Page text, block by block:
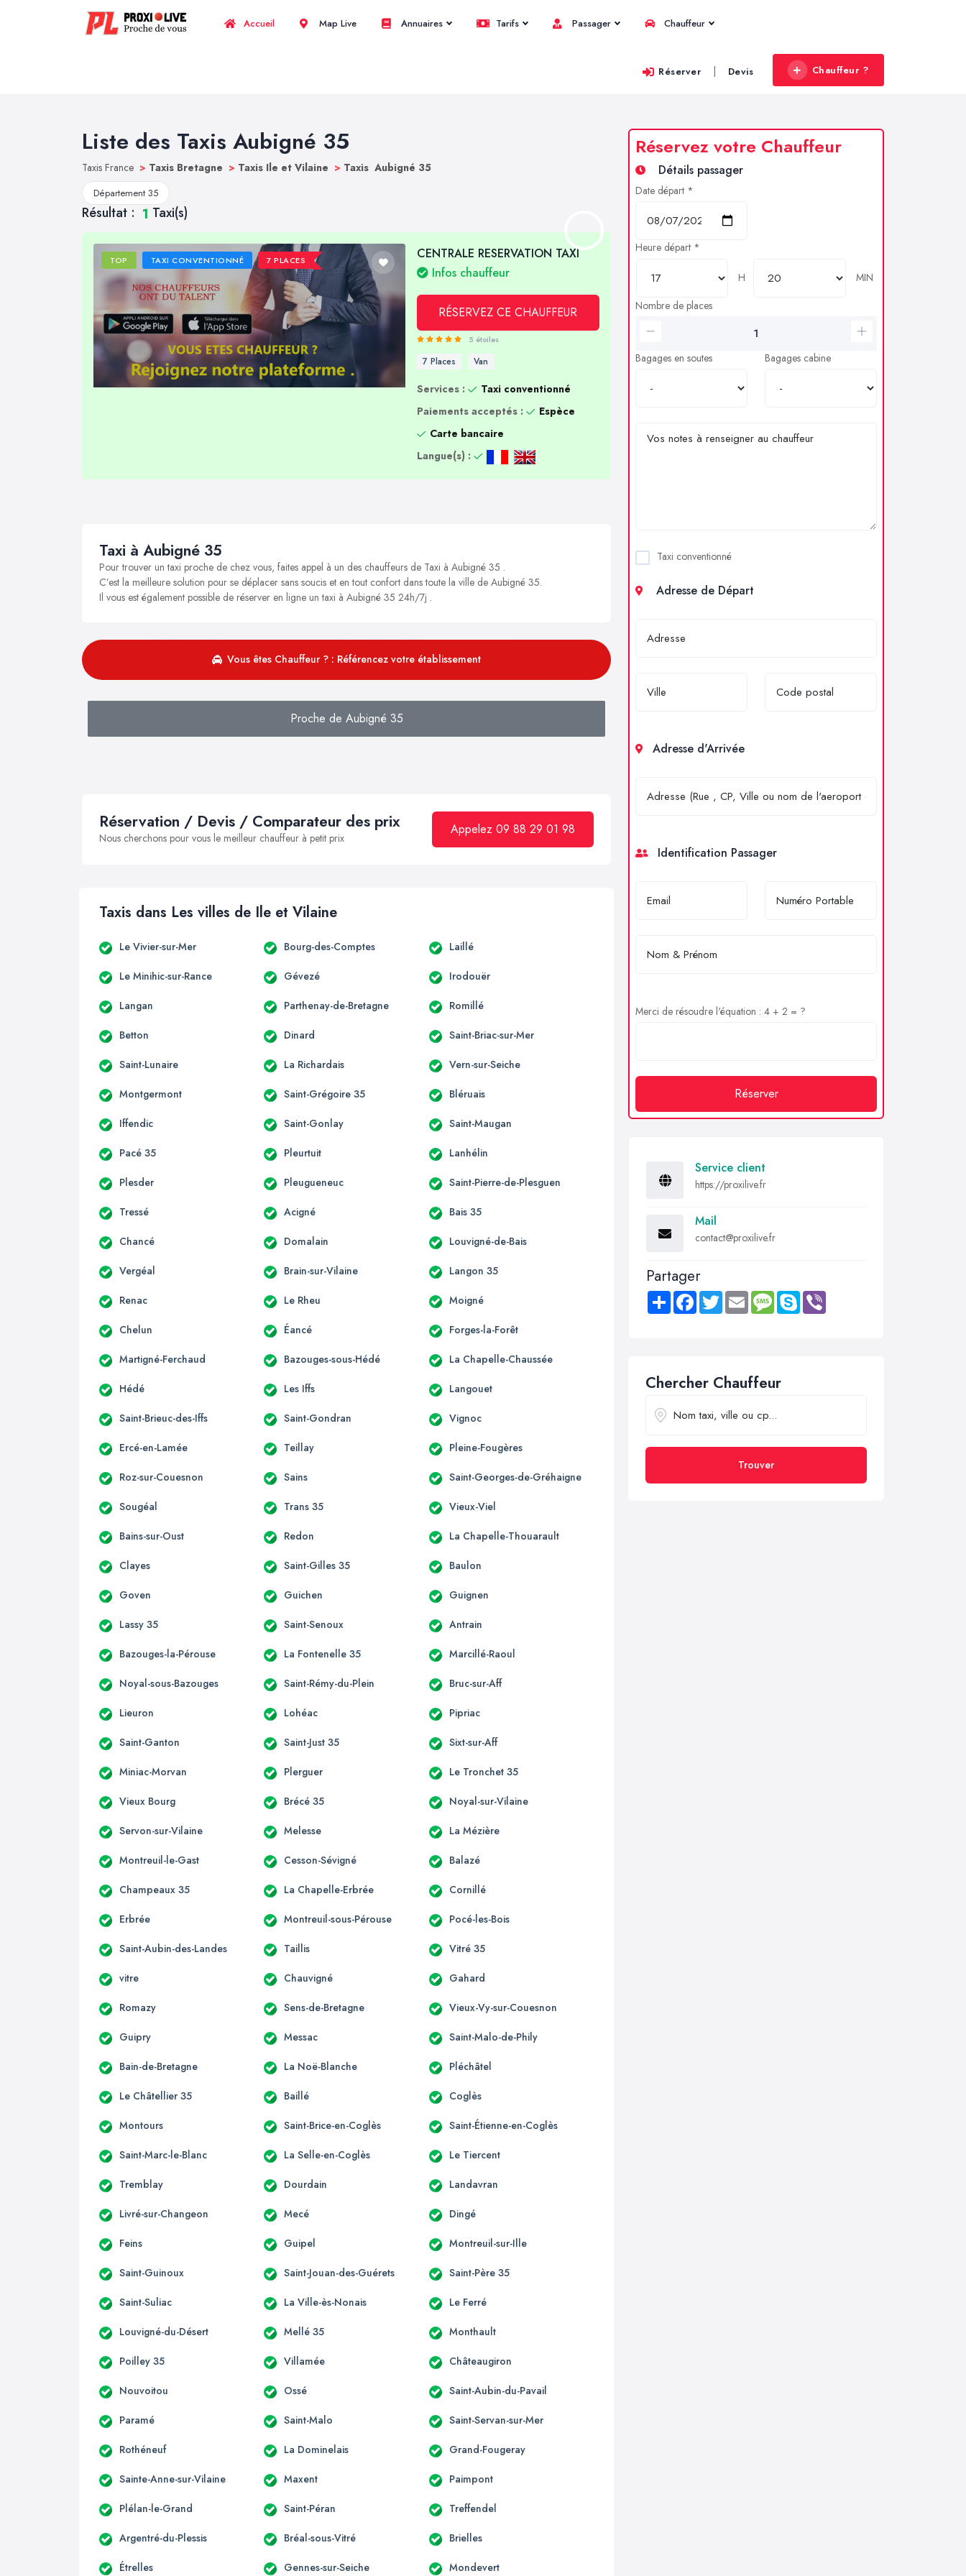
Accueil Map Live Annuaires Tarifs Passager Chauffeur
Réserver | Devis Chauffeur ?
Liste des Taxis Aubigné 35
Taxis France > Taxis Bretagne > Taxis Ile et Vilaine > Taxis Aubigné 35
Département 35
Résultat : 1 Taxi(s)
TOP TAXI CONVENTIONNÉ 7 PLACES
CENTRALE RESERVATION TAXI
Infos chauffeur
RÉSERVEZ CE CHAUFFEUR
5 étoiles
7 Places Van
Services :
Taxi conventionné
Paiements acceptés :
Espèce
Carte bancaire
Langue(s) :
Taxi à Aubigné 35
Pour trouver un taxi proche de chez vous, faites appel à un des chauffeurs de Taxi à Aubigné 35 .
C’est la meilleure solution pour se déplacer sans soucis et en tout confort dans toute la ville de Aubigné 35.
Il vous est également possible de réserver en ligne un taxi à Aubigné 35 24h/7j .
Vous êtes Chauffeur ? : Référencez votre établissement
Proche de Aubigné 35
Réservation / Devis / Comparateur des prix
Nous cherchons pour vous le meilleur chauffeur à petit prix
Appelez 09 88 29 01 98
Taxis dans Les villes de Ile et Vilaine
Le Vivier-sur-Mer Bourg-des-Comptes Laillé
Le Minihic-sur-Rance Gévezé Irodouër
Langan Parthenay-de-Bretagne Romillé
Betton Dinard Saint-Briac-sur-Mer
Saint-Lunaire La Richardais Vern-sur-Seiche
Montgermont Saint-Grégoire 35 Bléruais
Iffendic Saint-Gonlay Saint-Maugan
Pacé 35 Pleurtuit Lanhélin
Plesder Pleugueneuc Saint-Pierre-de-Plesguen
Tressé Acigné Bais 35
Chancé Domalain Louvigné-de-Bais
Vergéal Brain-sur-Vilaine Langon 35
Renac Le Rheu Moigné
Chelun Éancé Forges-la-Forêt
Martigné-Ferchaud Bazouges-sous-Hédé La Chapelle-Chaussée
Hédé Les Iffs Langouet
Saint-Brieuc-des-Iffs Saint-Gondran Vignoc
Ercé-en-Lamée Teillay Pleine-Fougères
Roz-sur-Couesnon Sains Saint-Georges-de-Gréhaigne
Sougéal Trans 35 Vieux-Viel
Bains-sur-Oust Redon La Chapelle-Thouarault
Clayes Saint-Gilles 35 Baulon
Goven Guichen Guignen
Lassy 35 Saint-Senoux Antrain
Bazouges-la-Pérouse La Fontenelle 35 Marcillé-Raoul
Noyal-sous-Bazouges Saint-Rémy-du-Plein Bruc-sur-Aff
Lieuron Lohéac Pipriac
Saint-Ganton Saint-Just 35 Sixt-sur-Aff
Miniac-Morvan Plerguer Le Tronchet 35
Vieux Bourg Brécé 35 Noyal-sur-Vilaine
Servon-sur-Vilaine Melesse La Mézière
Montreuil-le-Gast Cesson-Sévigné Balazé
Champeaux 35 La Chapelle-Erbrée Cornillé
Erbrée Montreuil-sous-Pérouse Pocé-les-Bois
Saint-Aubin-des-Landes Taillis Vitré 35
vitre Chauvigné Gahard
Romazy Sens-de-Bretagne Vieux-Vy-sur-Couesnon
Guipry Messac Saint-Malo-de-Phily
Bain-de-Bretagne La Noë-Blanche Pléchâtel
Le Châtellier 35 Baillé Coglès
Montours Saint-Brice-en-Coglès Saint-Étienne-en-Coglès
Saint-Marc-le-Blanc La Selle-en-Coglès Le Tiercent
Tremblay Dourdain Landavran
Livré-sur-Changeon Mecé Dingé
Feins Guipel Montreuil-sur-Ille
Saint-Guinoux Saint-Jouan-des-Guérets Saint-Père 35
Saint-Suliac La Ville-ès-Nonais Le Ferré
Louvigné-du-Désert Mellé 35 Monthault
Poilley 35 Villamée Châteaugiron
Nouvoitou Ossé Saint-Aubin-du-Pavail
Paramé Saint-Malo Saint-Servan-sur-Mer
Rothéneuf La Dominelais Grand-Fougeray
Sainte-Anne-sur-Vilaine Maxent Paimpont
Plélan-le-Grand Saint-Péran Treffendel
Argentré-du-Plessis Bréal-sous-Vitré Brielles
Étrelles Gennes-sur-Seiche Mondevert
Réservez votre Chauffeur
Détails passager
Date départ *
Heure départ *
H
MIN
Nombre de places
Bagages en soutes Bagages cabine
Taxi conventionné
Adresse de Départ
Adresse d'Arrivée
Identification Passager
Merci de résoudre l'équation : 4 + 2 = ?
Réserver
Service client
https://proxilive.fr
Mail
contact@proxilive.fr
Partager
Share FacebookTwitter Email MessageSkype
Chercher Chauffeur
Trouver